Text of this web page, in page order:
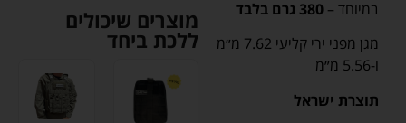
במיוחד – 380 גרם בלבד
מגן מפני ירי קליעי 7.62 מ״מ
ו-5.56 מ״מ
תוצרת ישראל
מוצרים שיכולים
ללכת ביחד